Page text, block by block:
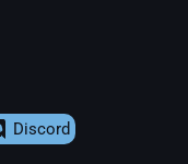
Discord